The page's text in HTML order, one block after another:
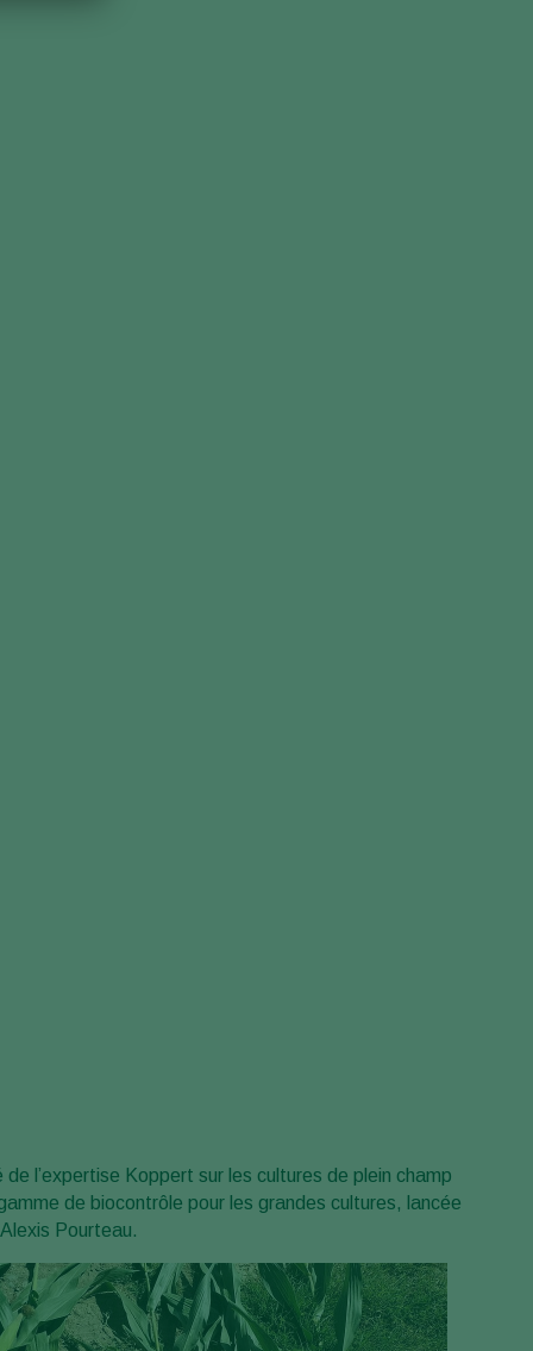
l’expertise Koppert sur les cultures de plein champ
de biocontrôle pour les grandes cultures, lancée
Pourteau.